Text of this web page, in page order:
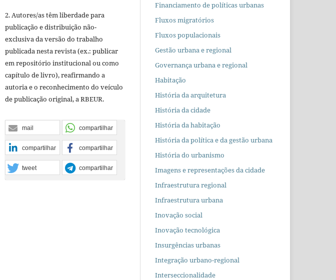
2. Autores/as têm liberdade para
publicação e distribuição não-
exclusiva da versão do trabalho
publicada nesta revista (ex.: publicar
em repositório institucional ou como
capítulo de livro), reafirmando a
autoria e o reconhecimento do veículo
de publicação original, a RBEUR.
mail compartilhar
compartilhar compartilhar
tweet compartilhar
Financiamento de políticas urbanas
Fluxos migratórios
Fluxos populacionais
Gestão urbana e regional
Governança urbana e regional
Habitação
História da arquitetura
História da cidade
História da habitação
História da política e da gestão urbana
História do urbanismo
Imagens e representações da cidade
Infraestrutura regional
Infraestrutura urbana
Inovação social
Inovação tecnológica
Insurgências urbanas
Integração urbano-regional
Interseccionalidade